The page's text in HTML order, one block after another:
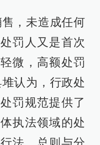
，未造成任何
罚人又是首次
微，高额处罚
认为，行政处
罚规范提供了
执法领域的处